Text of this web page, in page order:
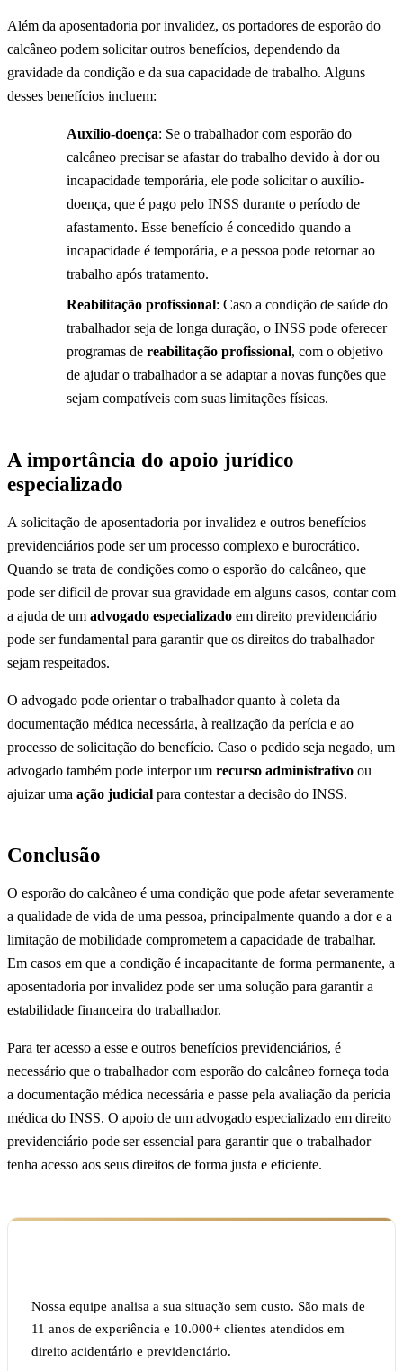
Além da aposentadoria por invalidez, os portadores de esporão do
calcâneo podem solicitar outros benefícios, dependendo da
gravidade da condição e da sua capacidade de trabalho. Alguns
desses benefícios incluem:
Auxílio-doença: Se o trabalhador com esporão do
calcâneo precisar se afastar do trabalho devido à dor ou
incapacidade temporária, ele pode solicitar o auxílio-
doença, que é pago pelo INSS durante o período de
afastamento. Esse benefício é concedido quando a
incapacidade é temporária, e a pessoa pode retornar ao
trabalho após tratamento.
Reabilitação profissional: Caso a condição de saúde do
trabalhador seja de longa duração, o INSS pode oferecer
programas de reabilitação profissional, com o objetivo
de ajudar o trabalhador a se adaptar a novas funções que
sejam compatíveis com suas limitações físicas.
A importância do apoio jurídico
especializado
A solicitação de aposentadoria por invalidez e outros benefícios
previdenciários pode ser um processo complexo e burocrático.
Quando se trata de condições como o esporão do calcâneo, que
pode ser difícil de provar sua gravidade em alguns casos, contar com
a ajuda de um advogado especializado em direito previdenciário
pode ser fundamental para garantir que os direitos do trabalhador
sejam respeitados.
O advogado pode orientar o trabalhador quanto à coleta da
documentação médica necessária, à realização da perícia e ao
processo de solicitação do benefício. Caso o pedido seja negado, um
advogado também pode interpor um recurso administrativo ou
ajuizar uma ação judicial para contestar a decisão do INSS.
Conclusão
O esporão do calcâneo é uma condição que pode afetar severamente
a qualidade de vida de uma pessoa, principalmente quando a dor e a
limitação de mobilidade comprometem a capacidade de trabalhar.
Em casos em que a condição é incapacitante de forma permanente, a
aposentadoria por invalidez pode ser uma solução para garantir a
estabilidade financeira do trabalhador.
Para ter acesso a esse e outros benefícios previdenciários, é
necessário que o trabalhador com esporão do calcâneo forneça toda
a documentação médica necessária e passe pela avaliação da perícia
médica do INSS. O apoio de um advogado especializado em direito
previdenciário pode ser essencial para garantir que o trabalhador
tenha acesso aos seus direitos de forma justa e eficiente.
Nossa equipe analisa a sua situação sem custo. São mais de
11 anos de experiência e 10.000+ clientes atendidos em
direito acidentário e previdenciário.